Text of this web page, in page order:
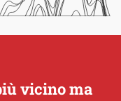
vicino ma